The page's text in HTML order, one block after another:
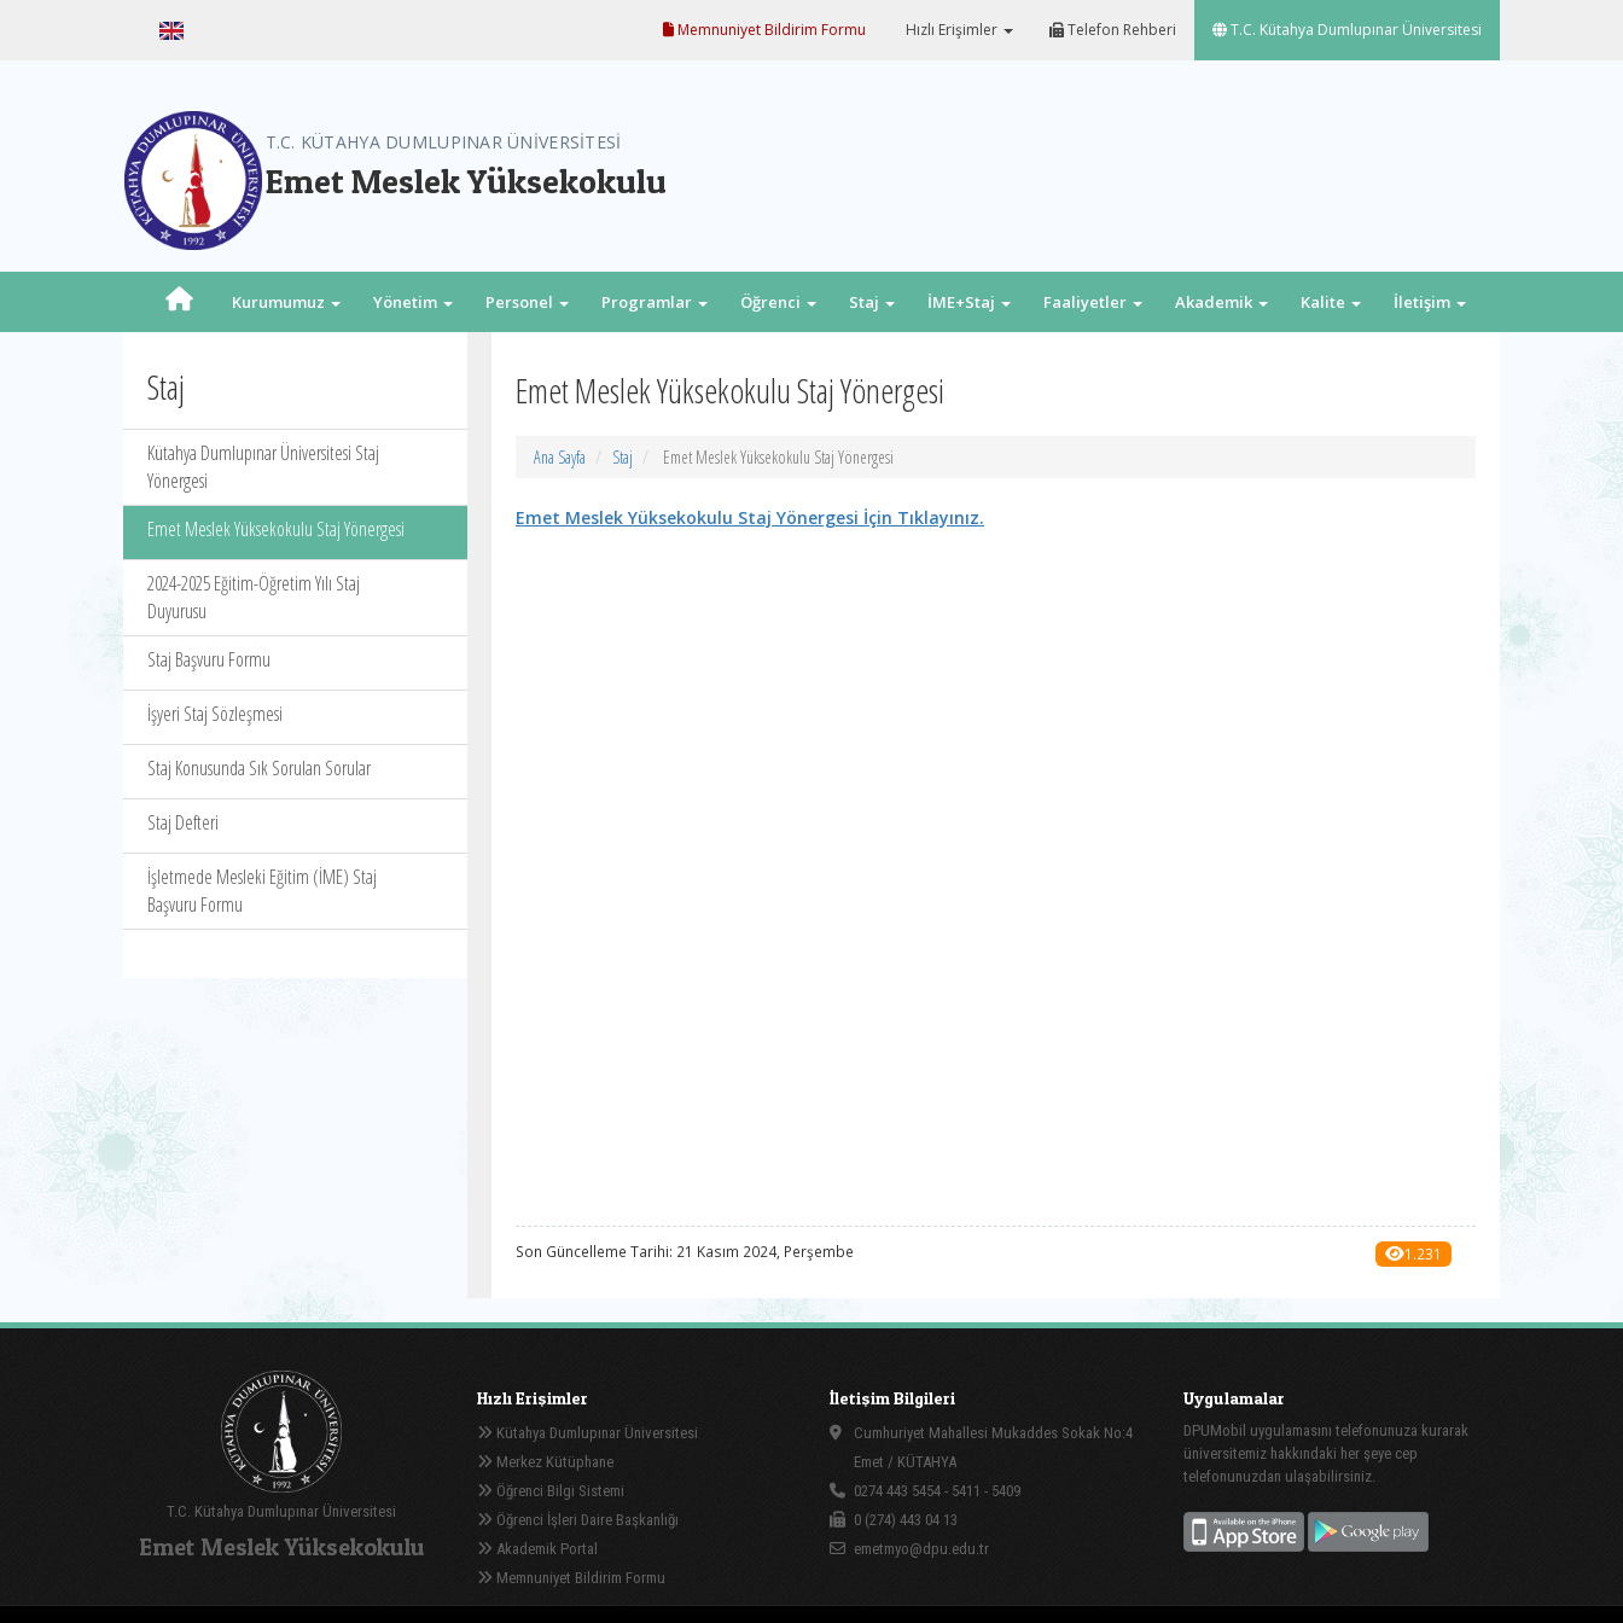
Memnuniyet Bildirim Formu Hızlı Erişimler Telefon Rehberi T.C. Kütahya Dumlupınar Üniversitesi
T.C. KÜTAHYA DUMLUPINAR ÜNİVERSİTESİ
Emet Meslek Yüksekokulu
Kurumumuz Yönetim Personel Programlar Öğrenci Staj İME+Staj Faaliyetler Akademik Kalite İletişim
Staj
Kütahya Dumlupınar Üniversitesi Staj
Yönergesi
Emet Meslek Yüksekokulu Staj Yönergesi
2024-2025 Eğitim-Öğretim Yılı Staj
Duyurusu
Staj Başvuru Formu
İşyeri Staj Sözleşmesi
Staj Konusunda Sık Sorulan Sorular
Staj Defteri
İşletmede Mesleki Eğitim (İME) Staj
Başvuru Formu
Emet Meslek Yüksekokulu Staj Yönergesi
Ana Sayfa Staj Emet Meslek Yüksekokulu Staj Yönergesi
Emet Meslek Yüksekokulu Staj Yönergesi İçin Tıklayınız.
Son Güncelleme Tarihi: 21 Kasım 2024, Perşembe 1.231
T.C. Kütahya Dumlupınar Üniversitesi
Emet Meslek Yüksekokulu
Hızlı Erişimler
Kütahya Dumlupınar Üniversitesi
Merkez Kütüphane
Öğrenci Bilgi Sistemi
Öğrenci İşleri Daire Başkanlığı
Akademik Portal
Memnuniyet Bildirim Formu
İletişim Bilgileri
Cumhuriyet Mahallesi Mukaddes Sokak No:4
Emet / KÜTAHYA
0274 443 5454 - 5411 - 5409
0 (274) 443 04 13
emetmyo@dpu.edu.tr
Uygulamalar
DPUMobil uygulamasını telefonunuza kurarak
üniversitemiz hakkındaki her şeye cep
telefonunuzdan ulaşabilirsiniz.